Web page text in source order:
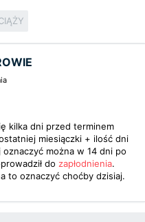
kilka dni przed terminem
miesiączki + ilość dni
można w 14 dni po
do zapłodnienia.
to oznaczyć choćby dzisiaj.